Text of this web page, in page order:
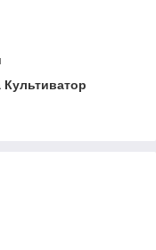
Культиватор